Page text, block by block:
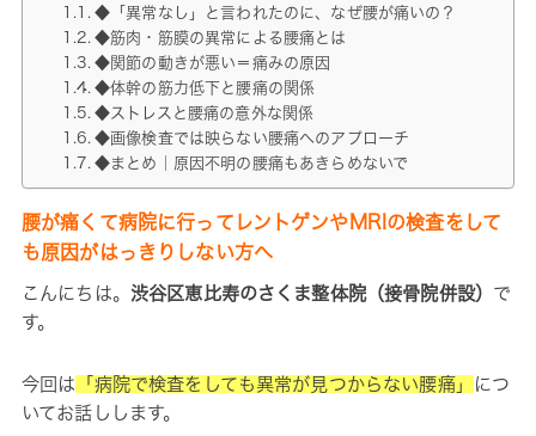
◆「異常なし」と言われたのに、なぜ腰が痛いの？
◆筋肉・筋膜の異常による腰痛とは
◆関節の動きが悪い＝痛みの原因
◆体幹の筋力低下と腰痛の関係
◆ストレスと腰痛の意外な関係
◆画像検査では映らない腰痛へのアプローチ
◆まとめ｜原因不明の腰痛もあきらめないで
腰が痛くて病院に行ってレントゲンやMRIの検査をして
も原因がはっきりしない方へ
こんにちは。 渋谷区恵比寿のさくま整体院（接骨院併設） で
す。
今回は 「病院で検査をしても異常が見つからない腰痛」
につ
いてお話しします。